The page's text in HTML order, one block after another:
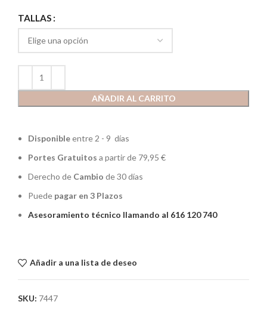
TALLAS
AÑADIR AL CARRITO
Disponibleentre 2 - 9 días
Portes Gratuitos a partir de 79,95 €
Derecho de Cambio de 30 días
Puede pagar en 3 Plazos
Asesoramiento técnico llamando al 616 120 740
Añadir a una lista de deseo
SKU: 7447